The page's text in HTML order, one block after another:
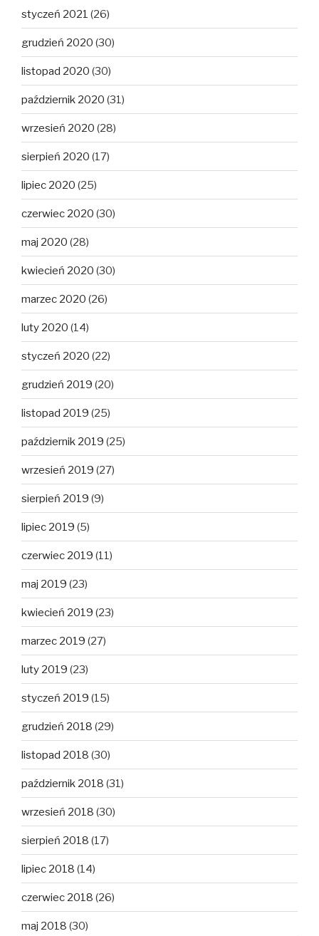
styczeń 2021 (26)
grudzień 2020 (30)
listopad 2020 (30)
październik 2020 (31)
wrzesień 2020 (28)
sierpień 2020 (17)
lipiec 2020 (25)
czerwiec 2020 (30)
maj 2020 (28)
kwiecień 2020 (30)
marzec 2020 (26)
luty 2020 (14)
styczeń 2020 (22)
grudzień 2019 (20)
listopad 2019 (25)
październik 2019 (25)
wrzesień 2019 (27)
sierpień 2019 (9)
lipiec 2019 (5)
czerwiec 2019 (11)
maj 2019 (23)
kwiecień 2019 (23)
marzec 2019 (27)
luty 2019 (23)
styczeń 2019 (15)
grudzień 2018 (29)
listopad 2018 (30)
październik 2018 (31)
wrzesień 2018 (30)
sierpień 2018 (17)
lipiec 2018 (14)
czerwiec 2018 (26)
maj 2018 (30)